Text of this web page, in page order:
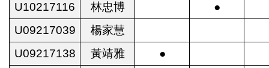
U10217116
林忠博
●
U09217039
楊家慧
U09217138
黃靖雅
●